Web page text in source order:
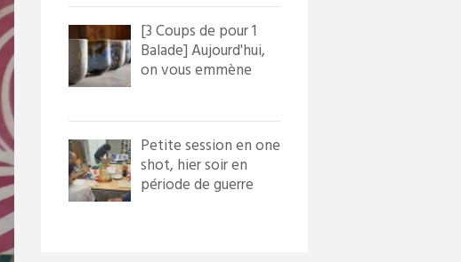
[3 Coups de pour 1
Balade] Aujourd'hui,
on vous emmène
Petite session en one
shot, hier soir en
période de guerre